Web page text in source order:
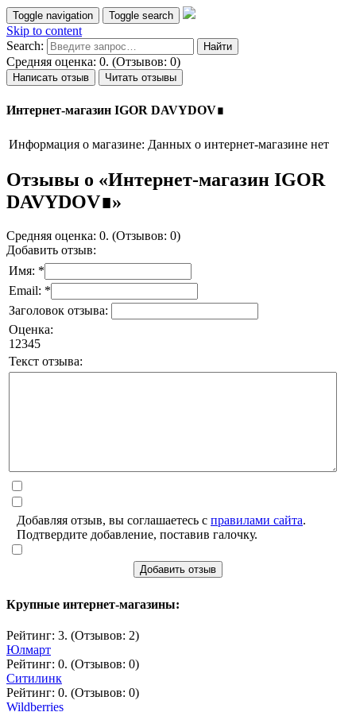
Toggle navigation Toggle search
Skip to content
Search:
Средняя оценка: 0. (Отзывов: 0)
Написать отзыв Читать отзывы
Интернет-магазин IGOR DAVYDOV∎
Информация о магазине: Данных о интернет-магазине нет
Отзывы о «Интернет-магазин IGOR
DAVYDOV∎»
Средняя оценка: 0. (Отзывов: 0)
Добавить отзыв:
Имя: *
Email: *
Заголовок отзыва:
Оценка:
1 2345
Текст отзыва:
Добавляя отзыв, вы соглашаетесь с правилами сайта.
Подтвердите добавление, поставив галочку.
Добавить отзыв
Крупные интернет-магазины:
Рейтинг: 3. (Отзывов: 2)
Юлмарт
Рейтинг: 0. (Отзывов: 0)
Ситилинк
Рейтинг: 0. (Отзывов: 0)
Wildberries